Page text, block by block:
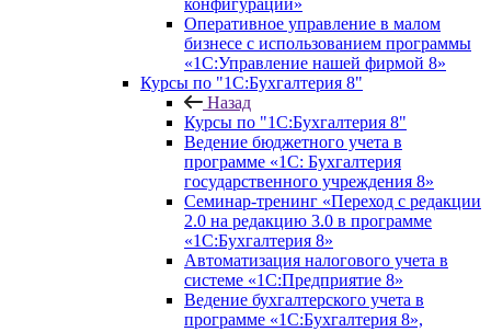
конфигурации»
Оперативное управление в малом
бизнесе с использованием программы
«1С:Управление нашей фирмой 8»
Курсы по "1С:Бухгалтерия 8"
Назад
Курсы по "1С:Бухгалтерия 8"
Ведение бюджетного учета в
программе «1С: Бухгалтерия
государственного учреждения 8»
Семинар-тренинг «Переход с редакции
2.0 на редакцию 3.0 в программе
«1С:Бухгалтерия 8»
Автоматизация налогового учета в
системе «1С:Предприятие 8»
Ведение бухгалтерского учета в
программе «1С:Бухгалтерия 8»,